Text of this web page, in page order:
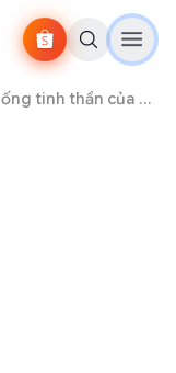
Tranh thờ trong đời sống tinh thần của người Việt